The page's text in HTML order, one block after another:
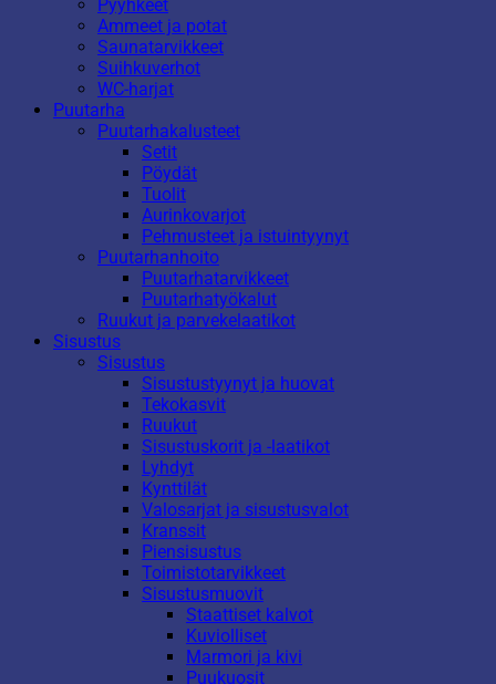
Pyyhkeet
Ammeet ja potat
Saunatarvikkeet
Suihkuverhot
WC-harjat
Puutarha
Puutarhakalusteet
Setit
Pöydät
Tuolit
Aurinkovarjot
Pehmusteet ja istuintyynyt
Puutarhanhoito
Puutarhatarvikkeet
Puutarhatyökalut
Ruukut ja parvekelaatikot
Sisustus
Sisustus
Sisustustyynyt ja huovat
Tekokasvit
Ruukut
Sisustuskorit ja -laatikot
Lyhdyt
Kynttilät
Valosarjat ja sisustusvalot
Kranssit
Piensisustus
Toimistotarvikkeet
Sisustusmuovit
Staattiset kalvot
Kuviolliset
Marmori ja kivi
Puukuosit